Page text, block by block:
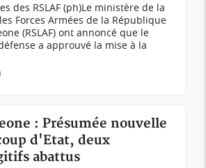
des RSLAF (ph)Le ministère de la
Forces Armées de la République
(RSLAF) ont annoncé que le
a approuvé la mise à la
: Présumée nouvelle
d'Etat, deux
abattus